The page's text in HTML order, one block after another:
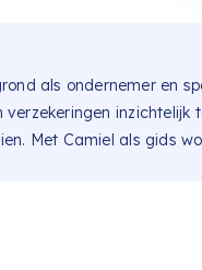
als ondernemer en
Met Camiel als gids